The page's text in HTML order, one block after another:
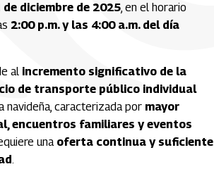
diciembre de 2025, en el horario
2:00 p.m. y las 4:00 a.m. del día
al incremento significativo de la
de transporte público individual
navideña, caracterizada por mayor
encuentros familiares y eventos
una oferta continua y suficiente
.